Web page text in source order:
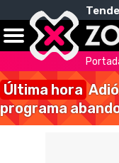
Última hora
programa